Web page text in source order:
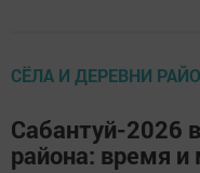
СЁЛА И ДЕРЕВНИ
Сабантуй-2026
района: время и